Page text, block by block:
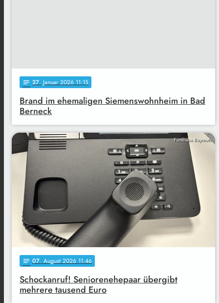
notes 27. Januar 2026 11:15
Brand im ehemaligen Siemenswohnheim in Bad
Berneck
Funkhaus Bayreuth
notes 07. August 2026 11:46
Schockanruf! Seniorenehepaar übergibt
mehrere tausend Euro